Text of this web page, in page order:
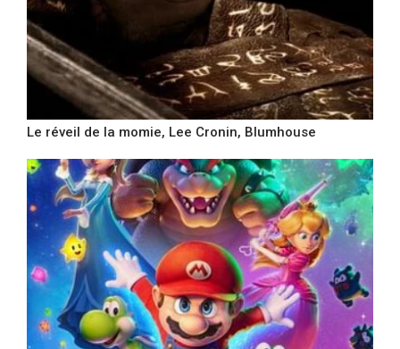
Le réveil de la momie, Lee Cronin, Blumhouse